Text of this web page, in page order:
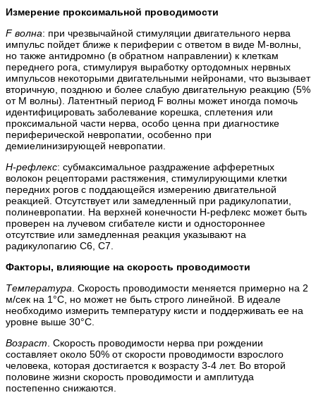
Измерение проксимальной проводимости
F волна: при чрезвычайной стимуляции двигательного нерва
импульс пойдет ближе к периферии с ответом в виде М-волны,
но также антидромно (в обратном направлении) к клеткам
переднего рога, стимулируя выработку ортодомных нервных
импульсов некоторыми двигательными нейронами, что вызывает
вторичную, позднюю и более слабую двигательную реакцию (5%
от М волны). Латентный период F волны может иногда помочь
идентифицировать заболевание корешка, сплетения или
проксимальной части нерва, особо ценна при диагностике
периферической невропатии, особенно при
демиелинизирующей невропатии.
Н-рефлекс: субмаксимальное раздражение афферетных
волокон рецепторами растяжения, стимулирующими клетки
передних рогов с поддающейся измерению двигательной
реакцией. Отсутствует или замедленный при радикулопатии,
полиневропатии. На верхней конечности Н-рефлекс может быть
проверен на лучевом сгибателе кисти и одностороннее
отсутствие или замедленная реакция указывают на
радикулопагию С6, С7.
Факторы, влияющие на скорость проводимости
Температура . Скорость проводимости меняется примерно на 2
м/сек на 1°С, но может не быть строго линейной. В идеале
необходимо измерить температуру кисти и поддерживать ее на
уровне выше 30°С.
Возраст . Скорость проводимости нерва при рождении
составляет около 50% от скорости проводимости взрослого
человека, которая достигается к возрасту 3-4 лет. Во второй
половине жизни скорость проводимости и амплитуда
постепенно снижаются.